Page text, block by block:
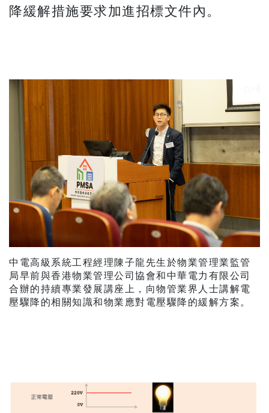
降緩解措施要求加進招標文件內。
中電高級系統工程經理陳子龍先生於物業管理業監管
局早前與香港物業管理公司協會和中華電力有限公司
合辦的持續專業發展講座上，向物管業界人士講解電
壓驟降的相關知識和物業應對電壓驟降的緩解方案。